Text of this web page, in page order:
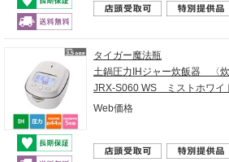
タイガー魔法瓶
土鍋圧力IHジャー炊飯器 〈
JRX-S060 WS ミストホワ
Web価格